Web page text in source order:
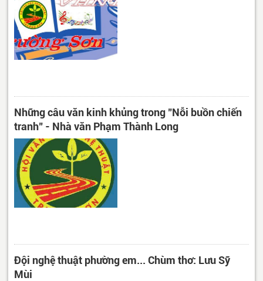
Những câu văn kinh khủng trong "Nỗi buồn chiến
tranh" - Nhà văn Phạm Thành Long
Đội nghệ thuật phường em... Chùm thơ: Lưu Sỹ
Mùi